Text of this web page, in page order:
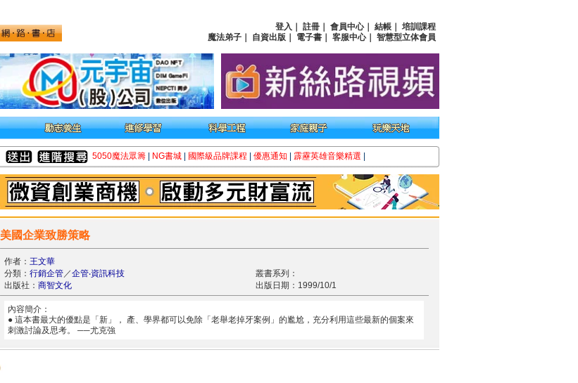
登入 註冊 會員中心｜ 結帳
培訓課程
魔法弟子
自資出版 電子書 客服中心｜ 智慧型立体會員
5050魔法眾籌 NG書城 國際級品牌課程 優惠通知 霹靂英雄音樂精選
美國企業致勝策略
作者： 王文華
分類： 行銷企管／企管‧資訊科技
叢書系列：
出版社： 商智文化 出版日期：1999/10/1
內容簡介：
● 這本書最大的優點是「新」， 產、學界都可以免除「老舉老掉牙案例」的尷尬，充分利用這些最新的個案來
刺激討論及思考。 ──尤克強